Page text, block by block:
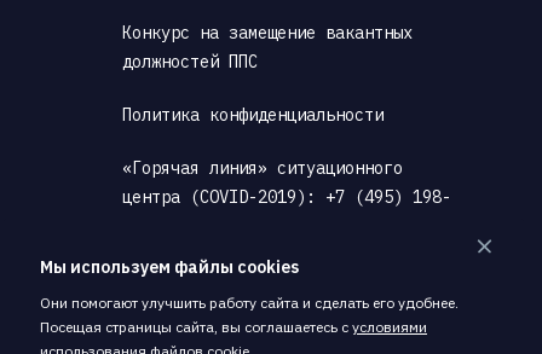
школьников в группы по уровню
учащихся партнёрских школ,
подготовки «Иннополис Опен» и
со скидками, при регистрации
— дипломы и сертификаты,
Приём заявок на грантовый
школы определит экспертная
Конкурс на замещение вакантных
должностей ППС
Политика конфиденциальности
«Горячая линия» ситуационного
центра (COVID-2019): +7 (495) 198-
Антитеррористическая деятельность
Скачать PDF, содержащий материалы
Мы используем файлы cookies
Они помогают улучшить работу сайта и сделать его удобнее.
Посещая страницы сайта, вы соглашаетесь с условиями